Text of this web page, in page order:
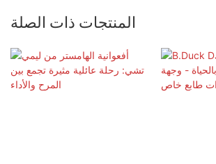
المنتجات ذات الصلة